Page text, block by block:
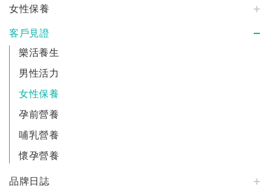
女性保養
客戶見證
樂活養生
男性活力
女性保養
孕前營養
哺乳營養
懷孕營養
品牌日誌